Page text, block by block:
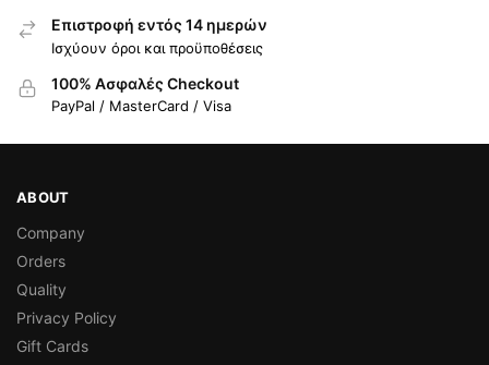
Επιστροφή εντός 14 ημερών
Ισχύουν όροι και προϋποθέσεις
100% Ασφαλές Checkout
PayPal / MasterCard / Visa
ABOUT
Company
Orders
Quality
Privacy Policy
Gift Cards